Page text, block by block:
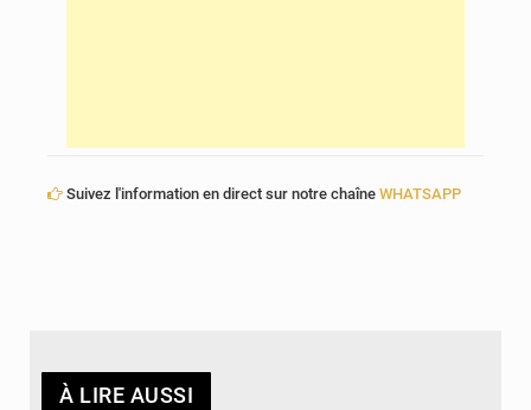
Suivez l'information en direct sur notre chaîne WHATSAPP
À LIRE AUSSI